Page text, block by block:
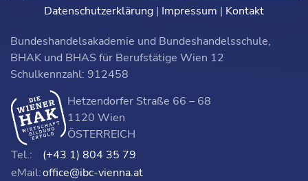
Datenschutzerklärung | Impressum | Kontakt
Bundeshandelsakademie und Bundeshandelsschule,
BHAK und BHAS für Berufstätige Wien 12
Schulkennzahl: 912458
Hetzendorfer Straße 66 – 68
1120 Wien
ÖSTERREICH
Tel.:
(+43 1) 804 35 79
eMail:office@ibc-vienna.at